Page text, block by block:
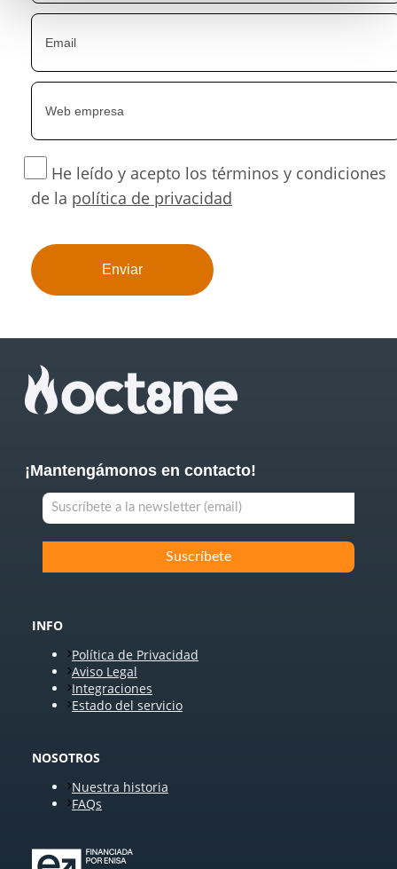
He leído y acepto los términos y condiciones
de la política de privacidad
¡Mantengámonos en contacto!
INFO
Política de Privacidad
Aviso Legal
Integraciones
Estado del servicio
NOSOTROS
Nuestra historia
FAQs